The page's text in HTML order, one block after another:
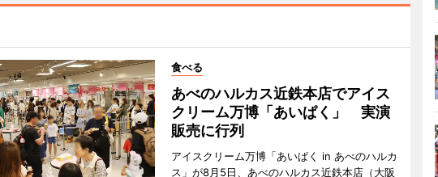
食べる
あべのハルカス近鉄本店でアイス
クリーム万博「あいぱく」 実演
販売に行列
アイスクリーム万博「あいぱく in あべのハルカ
ス」が8月5日、あべのハルカス近鉄本店（大阪